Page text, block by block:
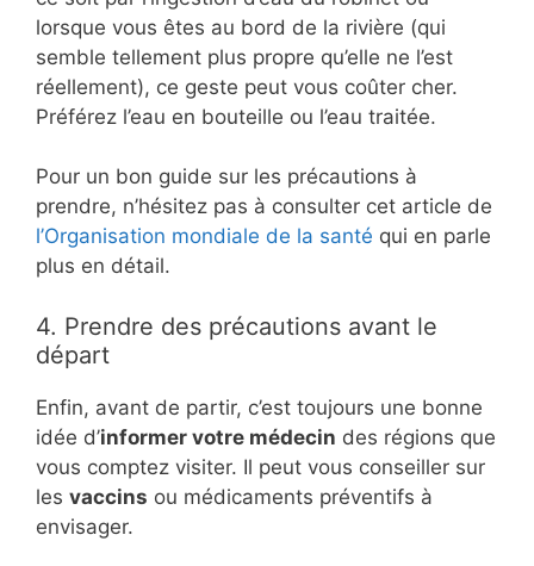
lorsque vous êtes au bord de la rivière (qui
semble tellement plus propre qu’elle ne l’est
réellement), ce geste peut vous coûter cher.
Préférez l’eau en bouteille ou l’eau traitée.
Pour un bon guide sur les précautions à
prendre, n’hésitez pas à consulter cet article de
l’Organisation mondiale de la santé qui en parle
plus en détail.
4. Prendre des précautions avant le
départ
Enfin, avant de partir, c’est toujours une bonne
idée d’informer votre médecin des régions que
vous comptez visiter. Il peut vous conseiller sur
les vaccins ou médicaments préventifs à
envisager.